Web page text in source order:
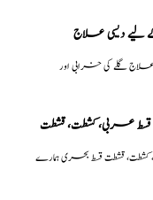
لیے دیسی علاج
گلے کی خرابی اور
عربی، كشطت، قشطت
قشطت قسط بحری ہمارے